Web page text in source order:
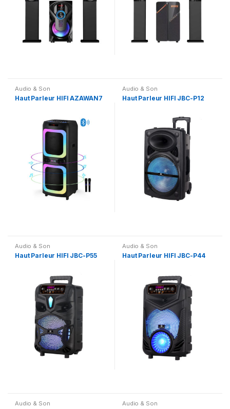
Audio & Son
Haut Parleur HIFI AZAWAN7
Audio & Son
Haut Parleur HIFI JBC-P12
Audio & Son
Haut Parleur HIFI JBC-P55
Audio & Son
Haut Parleur HIFI JBC-P44
Audio & Son Audio & Son